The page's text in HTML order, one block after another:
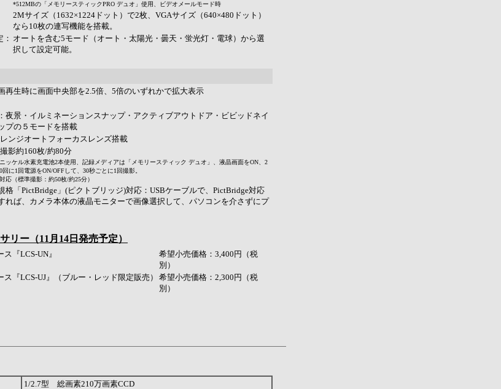
*512MBの「メモリースティックPRO デュオ」使用、ビデオメールモード時
2Mサイズ（1632×1224ドット）で2枚、VGAサイズ（640×480ドット）
なら10枚の連写機能を搭載。
オートを含む5モード（オート・太陽光・曇天・蛍光灯・電球）から選
択して設定可能。
再生時に画面中央部を2.5倍、5倍のいずれかで拡大表示
夜景・イルミネーションスナップ・アクティブアウトドア・ビビッドネイ
プの５モードを搭載
ンジオートフォーカスレンズ搭載
影約160枚/約80分
ッケル水素充電池2本使用、記録メディアは「メモリースティック デュオ」、液晶画面をON、2
に1回電源をON/OFFして、30秒ごとに1回撮影。
応（標準撮影：約50枚/約25分）
格「PictBridge」(ピクトブリッジ)対応：USBケーブルで、PictBridge対応
れば、カメラ本体の液晶モニターで画像選択して、パソコンを介さずにプ
リー（11月14日発売予定）
『LCS-UN』
希望小売価格：3,400円（税
別）
ス『LCS-UJ』（ブルー・レッド限定販売）
希望小売価格：2,300円（税
別）
1/2.7型 総画素210万画素CCD